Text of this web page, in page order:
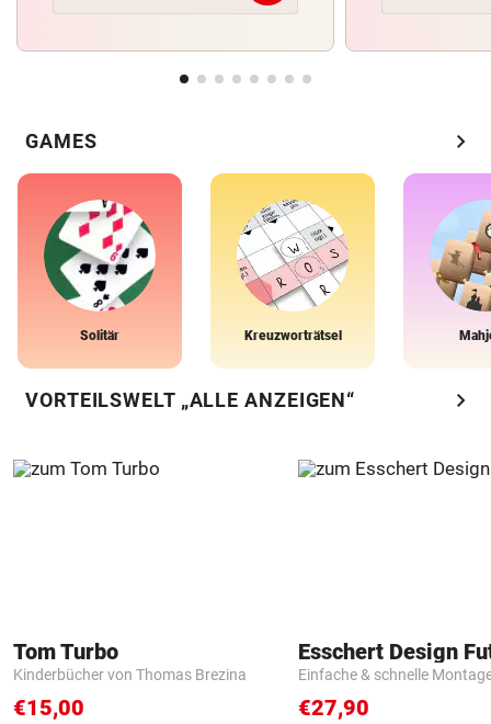
GAMES chevron_right
Solitär Kreuzworträtsel
VORTEILSWELT „ALLE ANZEIGEN“ chevron_right
Tom Turbo
Kinderbücher von Thomas Brezina
€15,00
Einfache & schnelle
€27,90